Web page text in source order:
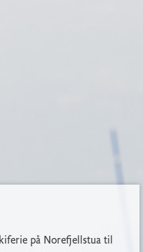
på Norefjellstua til